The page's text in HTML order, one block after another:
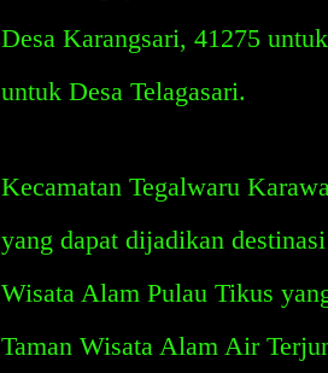
Desa Karangsari, 41275
untuk Desa Telagasari.
Kecamatan Tegalwaru
yang dapat dijadikan
Wisata Alam Pulau Tikus
Taman Wisata Alam Air